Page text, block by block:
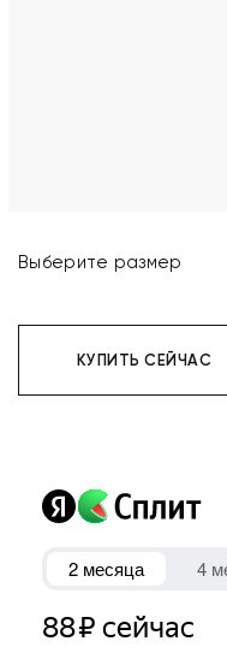
Выберите размер
КУПИТЬ СЕЙЧАС